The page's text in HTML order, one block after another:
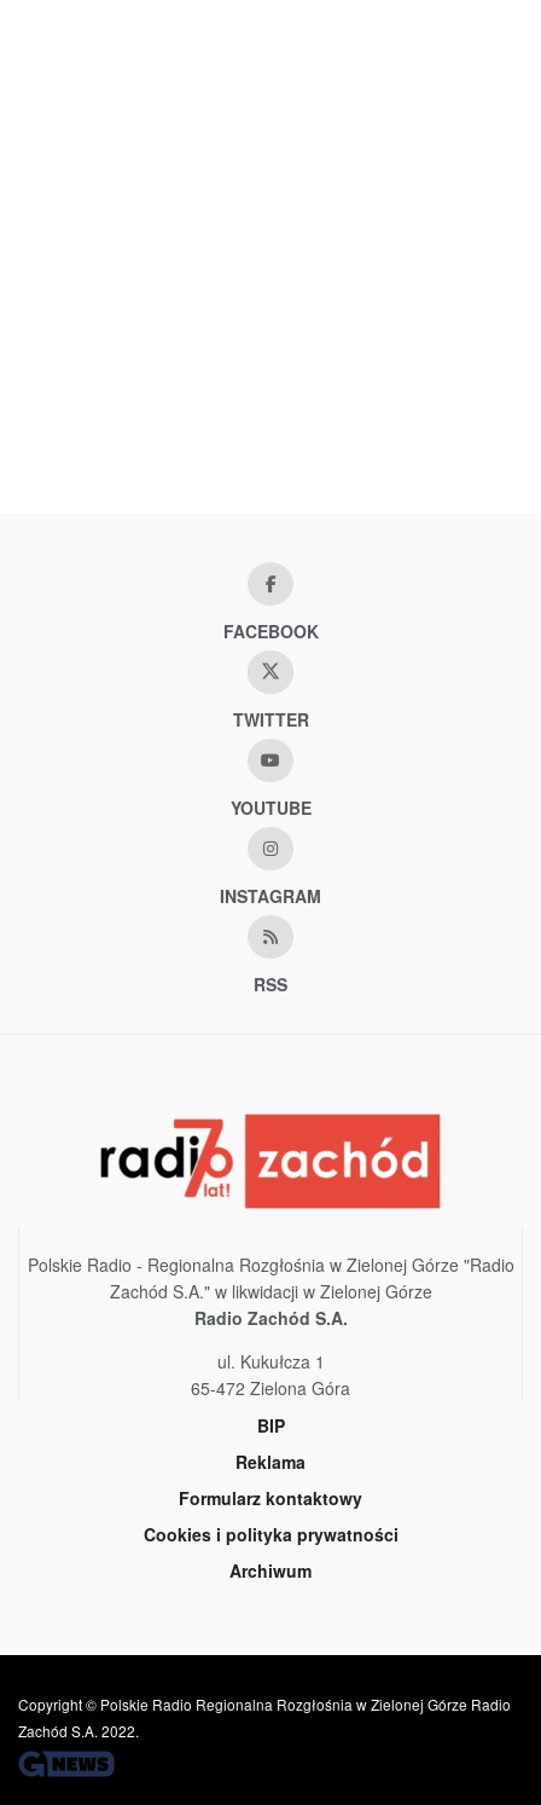
FACEBOOK
TWITTER
YOUTUBE
INSTAGRAM
RSS
Polskie Radio - Regionalna Rozgłośnia w Zielonej Górze "Radio
Zachód S.A." w likwidacji w Zielonej Górze
Radio Zachód S.A.
ul. Kukułcza 1
65-472 Zielona Góra
BIP
Reklama
Formularz kontaktowy
Cookies i polityka prywatności
Archiwum
Copyright © Polskie Radio Regionalna Rozgłośnia w Zielonej Górze Radio
Zachód S.A. 2022.